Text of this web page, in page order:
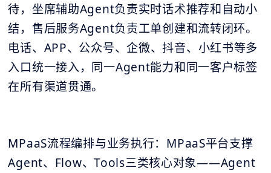
待，坐席辅助Agent负责实时话术推荐和自动小
结，售后服务Agent负责工单创建和流转闭环。
电话、APP、公众号、企微、抖音、小红书等多
入口统一接入，同一Agent能力和同一客户标签
在所有渠道贯通。
MPaaS流程编排与业务执行：MPaaS平台支撑
Agent、Flow、Tools三类核心对象——Agent